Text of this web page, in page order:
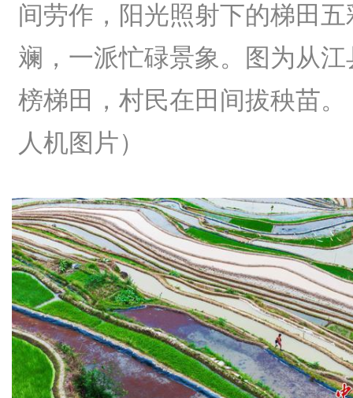
间劳作，阳光照射下的梯田五
斓，一派忙碌景象。图为从江
榜梯田，村民在田间拔秧苗。
人机图片）